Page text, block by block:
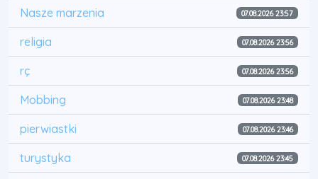
Nasze marzenia 07.08.2026 23:57
religia 07.08.2026 23:56
rç 07.08.2026 23:56
Mobbing 07.08.2026 23:48
pierwiastki 07.08.2026 23:46
turystyka 07.08.2026 23:45